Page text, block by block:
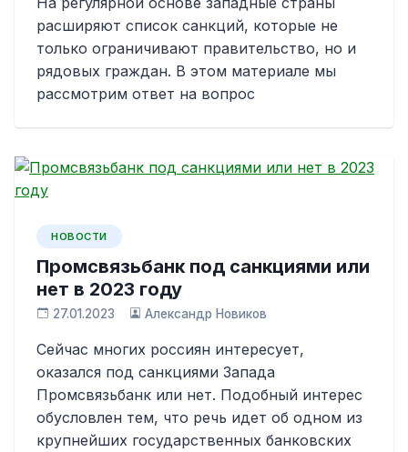
расширяют список санкций, которые не
только ограничивают правительство, но и
рядовых граждан. В этом материале мы
рассмотрим ответ на вопрос
НОВОСТИ
Промсвязьбанк под санкциями или
нет в 2023 году
27.01.2023 Александр Новиков
Сейчас многих россиян интересует,
оказался под санкциями Запада
Промсвязьбанк или нет. Подобный интерес
обусловлен тем, что речь идет об одном из
крупнейших государственных банковских